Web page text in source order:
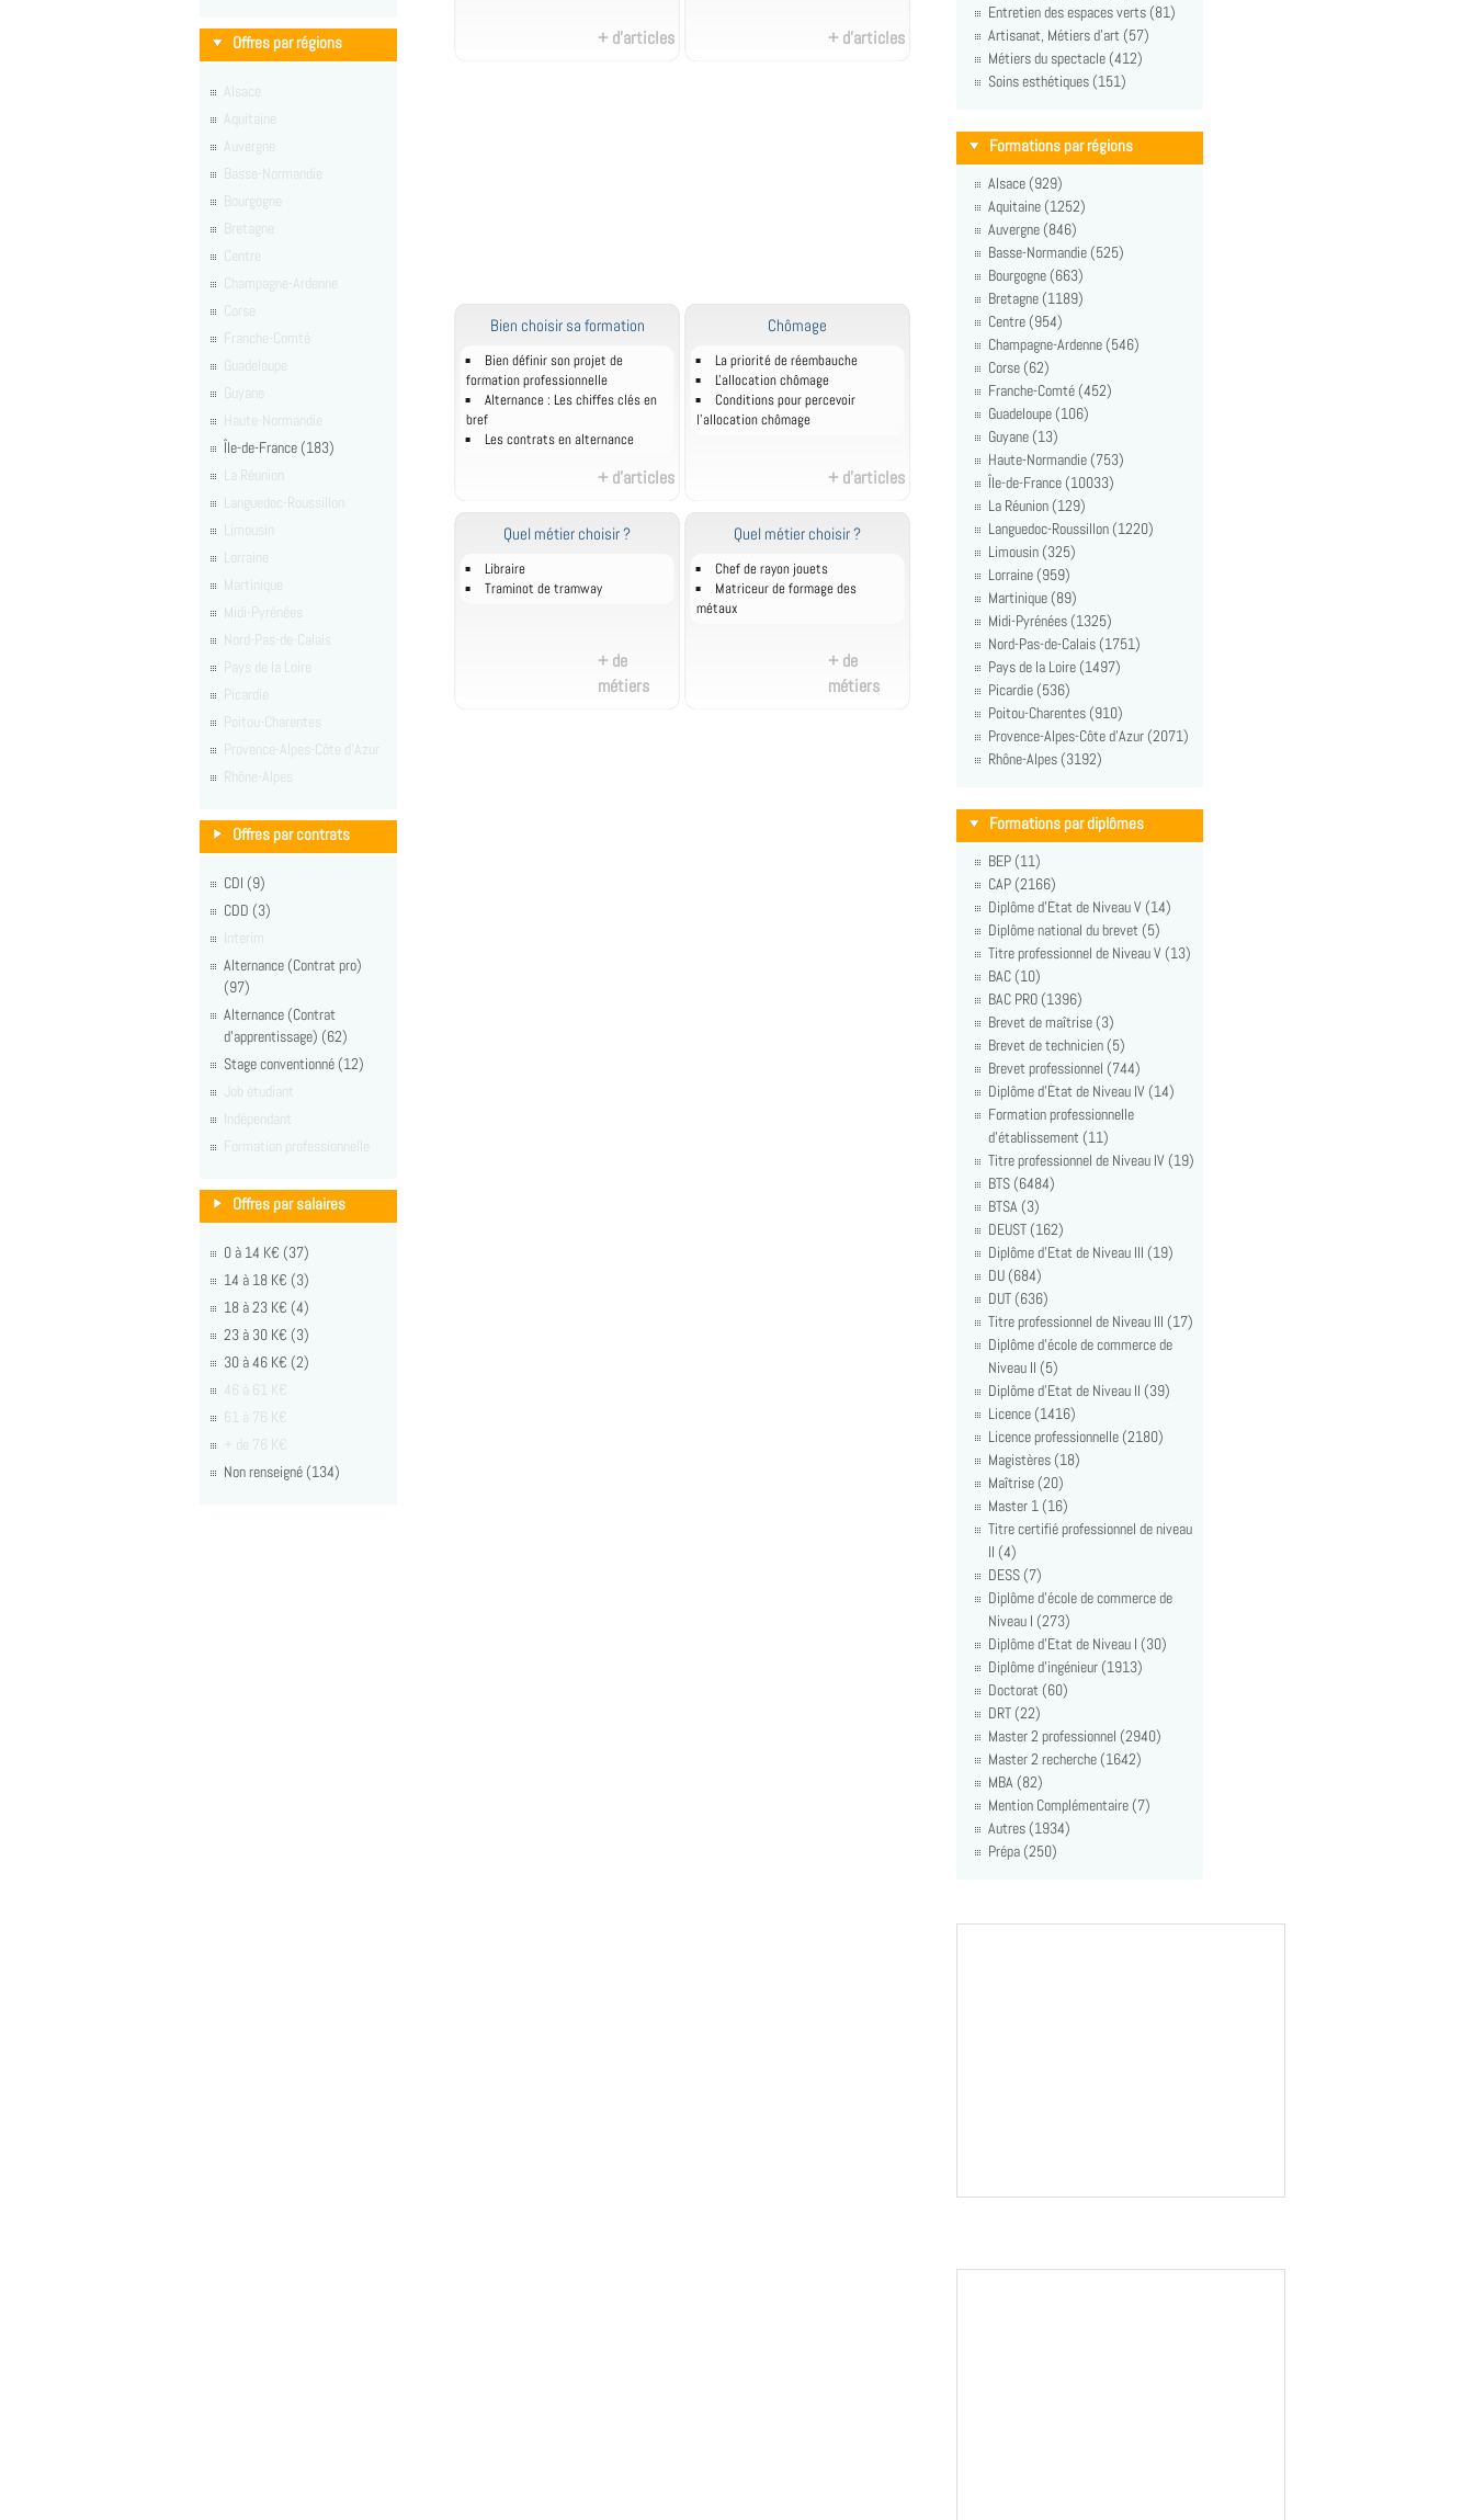
Offres par régions
Alsace
Aquitaine
Auvergne
Basse-Normandie
Bourgogne
Bretagne
Centre
Champagne-Ardenne
Corse
Franche-Comté
Guadeloupe
Guyane
Haute-Normandie
Île-de-France (183)
La Réunion
Languedoc-Roussillon
Limousin
Lorraine
Martinique
Midi-Pyrénées
Nord-Pas-de-Calais
Pays de la Loire
Picardie
Poitou-Charentes
Provence-Alpes-Côte d'Azur
Rhône-Alpes
Offres par contrats
CDI (9)
CDD (3)
Interim
Alternance (Contrat pro)
(97)
Alternance (Contrat
d'apprentissage) (62)
Stage conventionné (12)
Job étudiant
Indépendant
Formation professionnelle
Offres par salaires
0 à 14 K€ (37)
14 à 18 K€ (3)
18 à 23 K€ (4)
23 à 30 K€ (3)
30 à 46 K€ (2)
46 à 61 K€
61 à 76 K€
+ de 76 K€
Non renseigné (134)
+ d'articles + d'articles
Bien choisir sa formation
Bien définir son projet de
formation professionnelle
Alternance : Les chiffes clés en
bref
Les contrats en alternance
+ d'articles
Chômage
La priorité de réembauche
L'allocation chômage
Conditions pour percevoir
l'allocation chômage
+ d'articles
Quel métier choisir ?
Libraire
Traminot de tramway
+ de
métiers
Quel métier choisir ?
Chef de rayon jouets
Matriceur de formage des
métaux
+ de
métiers
Entretien des espaces verts (81)
Artisanat, Métiers d'art (57)
Métiers du spectacle (412)
Soins esthétiques (151)
Formations par régions
Alsace (929)
Aquitaine (1252)
Auvergne (846)
Basse-Normandie (525)
Bourgogne (663)
Bretagne (1189)
Centre (954)
Champagne-Ardenne (546)
Corse (62)
Franche-Comté (452)
Guadeloupe (106)
Guyane (13)
Haute-Normandie (753)
Île-de-France (10033)
La Réunion (129)
Languedoc-Roussillon (1220)
Limousin (325)
Lorraine (959)
Martinique (89)
Midi-Pyrénées (1325)
Nord-Pas-de-Calais (1751)
Pays de la Loire (1497)
Picardie (536)
Poitou-Charentes (910)
Provence-Alpes-Côte d'Azur (2071)
Rhône-Alpes (3192)
Formations par diplômes
BEP (11)
CAP (2166)
Diplôme d'Etat de Niveau V (14)
Diplôme national du brevet (5)
Titre professionnel de Niveau V (13)
BAC (10)
BAC PRO (1396)
Brevet de maîtrise (3)
Brevet de technicien (5)
Brevet professionnel (744)
Diplôme d'Etat de Niveau IV (14)
Formation professionnelle
d'établissement (11)
Titre professionnel de Niveau IV (19)
BTS (6484)
BTSA (3)
DEUST (162)
Diplôme d'Etat de Niveau III (19)
DU (684)
DUT (636)
Titre professionnel de Niveau III (17)
Diplôme d'école de commerce de
Niveau II (5)
Diplôme d'Etat de Niveau II (39)
Licence (1416)
Licence professionnelle (2180)
Magistères (18)
Maîtrise (20)
Master 1 (16)
Titre certifié professionnel de niveau
II (4)
DESS (7)
Diplôme d'école de commerce de
Niveau I (273)
Diplôme d'Etat de Niveau I (30)
Diplôme d'ingénieur (1913)
Doctorat (60)
DRT (22)
Master 2 professionnel (2940)
Master 2 recherche (1642)
MBA (82)
Mention Complémentaire (7)
Autres (1934)
Prépa (250)